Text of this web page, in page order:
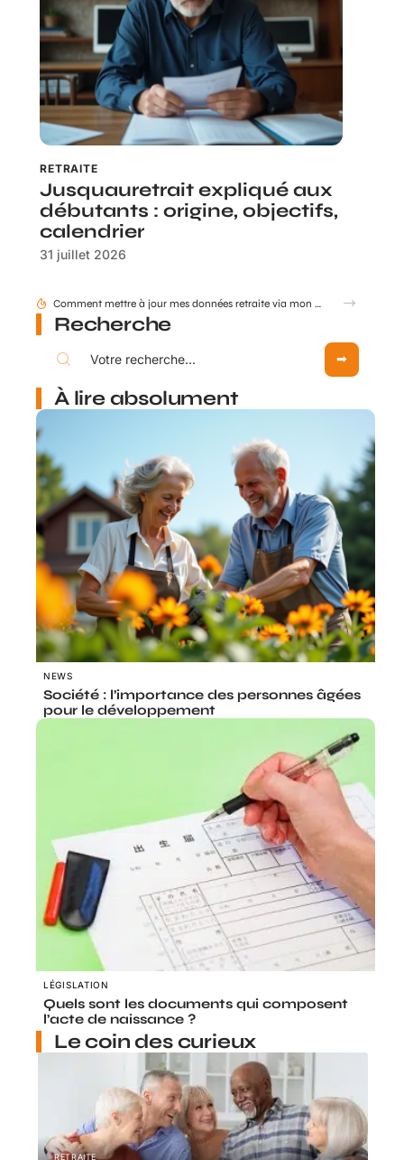
RETRAITE
Jusquauretrait expliqué aux
débutants : origine, objectifs,
calendrier
31 juillet 2026
Maison-zelia.fr : services, accompagnement et avis des familles
Recherche
À lire absolument
NEWS
Société : l’importance des personnes âgées
pour le développement
LÉGISLATION
Quels sont les documents qui composent
l’acte de naissance ?
Le coin des curieux
RETRAITE